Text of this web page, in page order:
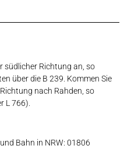
südlicher Richtung an, so
über die B 239. Kommen Sie
nach Rahden, so
L 766).
Bahn in NRW: 01806